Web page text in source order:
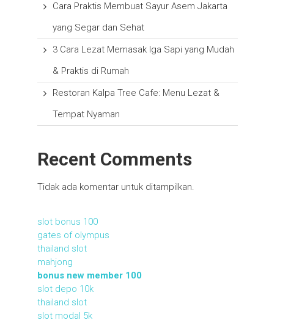
Cara Praktis Membuat Sayur Asem Jakarta
yang Segar dan Sehat
3 Cara Lezat Memasak Iga Sapi yang Mudah
& Praktis di Rumah
Restoran Kalpa Tree Cafe: Menu Lezat &
Tempat Nyaman
Recent Comments
Tidak ada komentar untuk ditampilkan.
slot bonus 100
gates of olympus
thailand slot
mahjong
bonus new member 100
slot depo 10k
thailand slot
slot modal 5k